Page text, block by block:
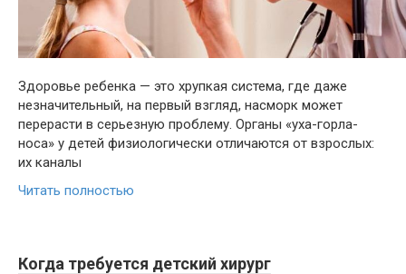
Здоровье ребенка — это хрупкая система, где даже
незначительный, на первый взгляд, насморк может
перерасти в серьезную проблему. Органы «уха-горла-
носа» у детей физиологически отличаются от взрослых:
их каналы
Читать полностью
Когда требуется детский хирург